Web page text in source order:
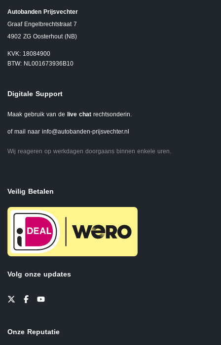
Autobanden Prijsvechter
Graaf Engelbrechtstraat 7
4902 ZG Oosterhout (NB)
KVK: 18084900
BTW: NL001673936B10
Digitale Support
Maak gebruik van de live chat rechtsonderin.
of mail naar info@autobanden-prijsvechter.nl
Wij reageren op werkdagen doorgaans binnen enkele uren.
Veilig Betalen
Volg onze updates
Onze Reputatie